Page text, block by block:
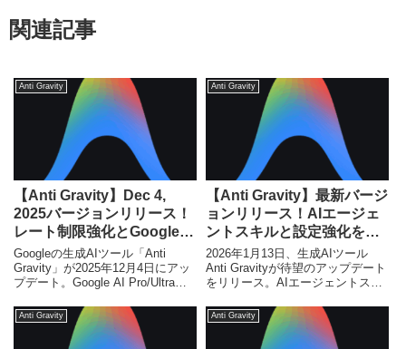
関連記事
Anti Gravity
【Anti Gravity】Dec 4,
2025バージョンリリース！
レート制限強化とGoogle
One連携【2025
Googleの生成AIツール「Anti
Gravity」が2025年12月4日にアッ
プデート。Google AI Pro/Ultra向
連携で、ユーザー体験が向上しま
す。
Anti Gravity
【Anti Gravity】最新バージ
ョンリリース！AIエージェ
ントスキルと設定強化を解
説
2026年1月13日、生成AIツール
Anti Gravityが待望のアップデート
をリリース。AIエージェントスキ
定強化など、その全貌を初心者・
エンジニア向けに解説します。
Anti Gravity Anti Gravity